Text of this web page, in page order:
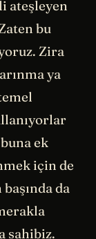
ateşleyen
bu
Zira
ya
ek
için de
da
sahibiz.